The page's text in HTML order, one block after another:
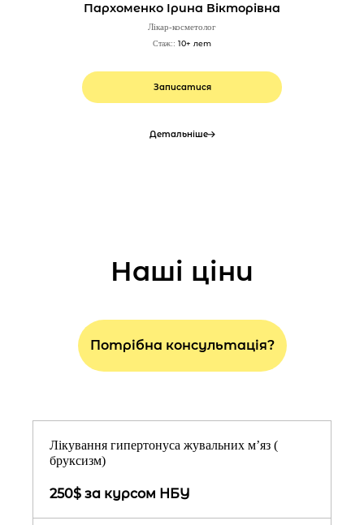
Пархоменко Ірина Вікторівна
Лікар-косметолог
Стаж:: 10+ лет
Записатися
Детальніше
Наші ціни
Потрібна консультація?
Лікування гипертонуса жувальних м’яз (
бруксизм)
250$ за курсом НБУ